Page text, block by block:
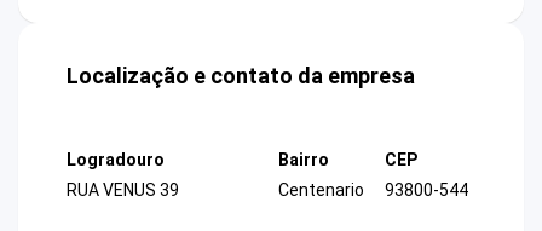
Localização e contato da empresa
Logradouro
RUA VENUS 39
Bairro
Centenario
CEP
93800-544